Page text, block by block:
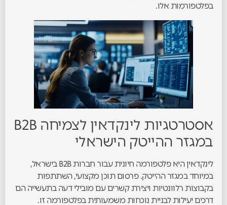
בפלטפורמות אלו.
אסטרטגיות לינקדאין לצמיחה B2B
במגזר ההייטק הישראלי
לינקדאין היא פלטפורמה חיונית עבור חברות B2B בישראל,
במיוחד במגזר ההייטק. פרסום תוכן מקצועי, השתתפות
בקבוצות רלוונטיות ויצירת קשרים עם מובילי דעה בתעשייה הם
דרכים יעילות לבניית נוכחות משמעותית בפלטפורמה זו.